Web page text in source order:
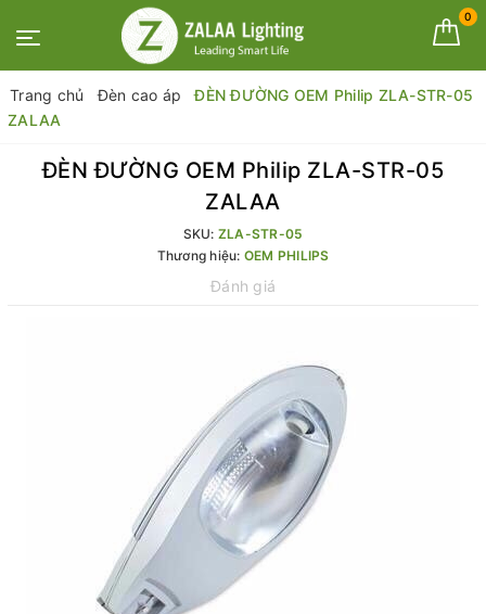
0
Trang chủ Đèn cao áp
ĐÈN ĐƯỜNG OEM Philip ZLA-STR-05
ZALAA
ĐÈN ĐƯỜNG OEM Philip ZLA-STR-05
ZALAA
SKU: ZLA-STR-05
Thương hiệu: OEM PHILIPS
Đánh giá